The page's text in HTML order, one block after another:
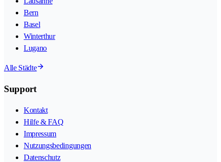
Bern
Basel
Winterthur
Lugano
Alle Städte
Support
Kontakt
Hilfe & FAQ
Impressum
Nutzungsbedingungen
Datenschutz